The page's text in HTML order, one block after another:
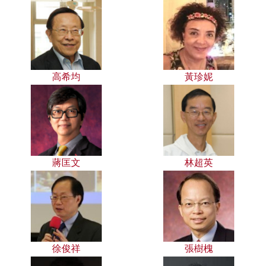
高希均 黃珍妮
蔣匡文 林超英
徐俊祥 張樹槐